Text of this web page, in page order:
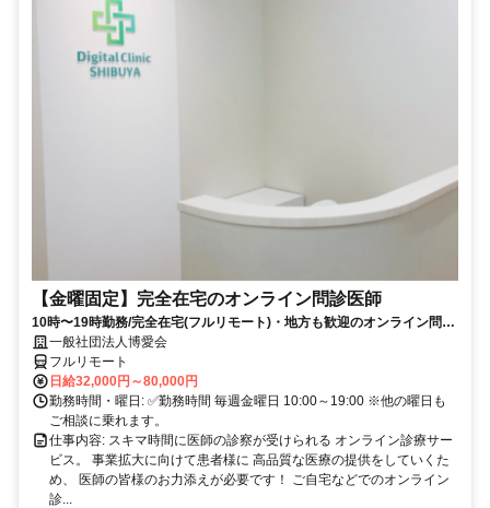
【金曜固定】完全在宅のオンライン問診医師
10時〜19時勤務/完全在宅(フルリモート)・地方も歓迎のオンライン問診
業務一般社団法人博愛会
フルリモート
日給32,000円～80,000円
勤務時間・曜日: ✅勤務時間 毎週金曜日 10:00～19:00 ※他の曜日も
ご相談に乗れます。
仕事内容: スキマ時間に医師の診察が受けられる オンライン診療サー
ビス。 事業拡大に向けて患者様に 高品質な医療の提供をしていくた
め、 医師の皆様のお力添えが必要です！ ご自宅などでのオンライン
診...